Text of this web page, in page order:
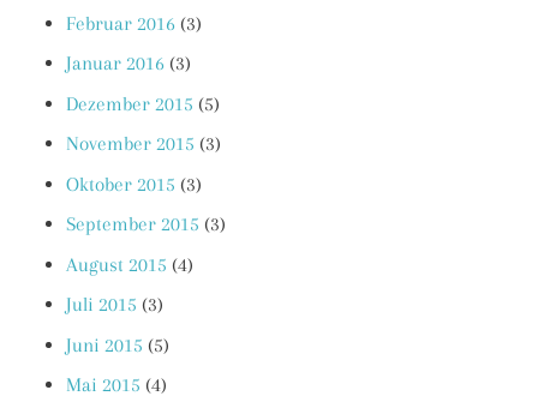
Februar 2016 (3)
Januar 2016 (3)
Dezember 2015 (5)
November 2015 (3)
Oktober 2015 (3)
September 2015 (3)
August 2015 (4)
Juli 2015 (3)
Juni 2015 (5)
Mai 2015 (4)